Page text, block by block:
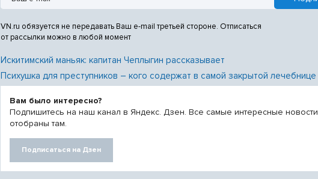
VN.ru обязуется не передавать Ваш e-mail третьей стороне. Отписаться
от рассылки можно в любой момент
Искитимский маньяк: капитан Чеплыгин рассказывает
Психушка для преступников – кого содержат в самой закрытой
Вам было интересно?
Подпишитесь на наш канал в Яндекс. Дзен. Все самые интересные новости
отобраны там.
Подписаться на Дзен